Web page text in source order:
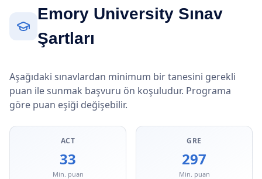
Emory University Sınav
Şartları
Aşağıdaki sınavlardan minimum bir tanesini gerekli
puan ile sunmak başvuru ön koşuludur. Programa
göre puan eşiği değişebilir.
ACT
33
Min. puan
GRE
297
Min. puan